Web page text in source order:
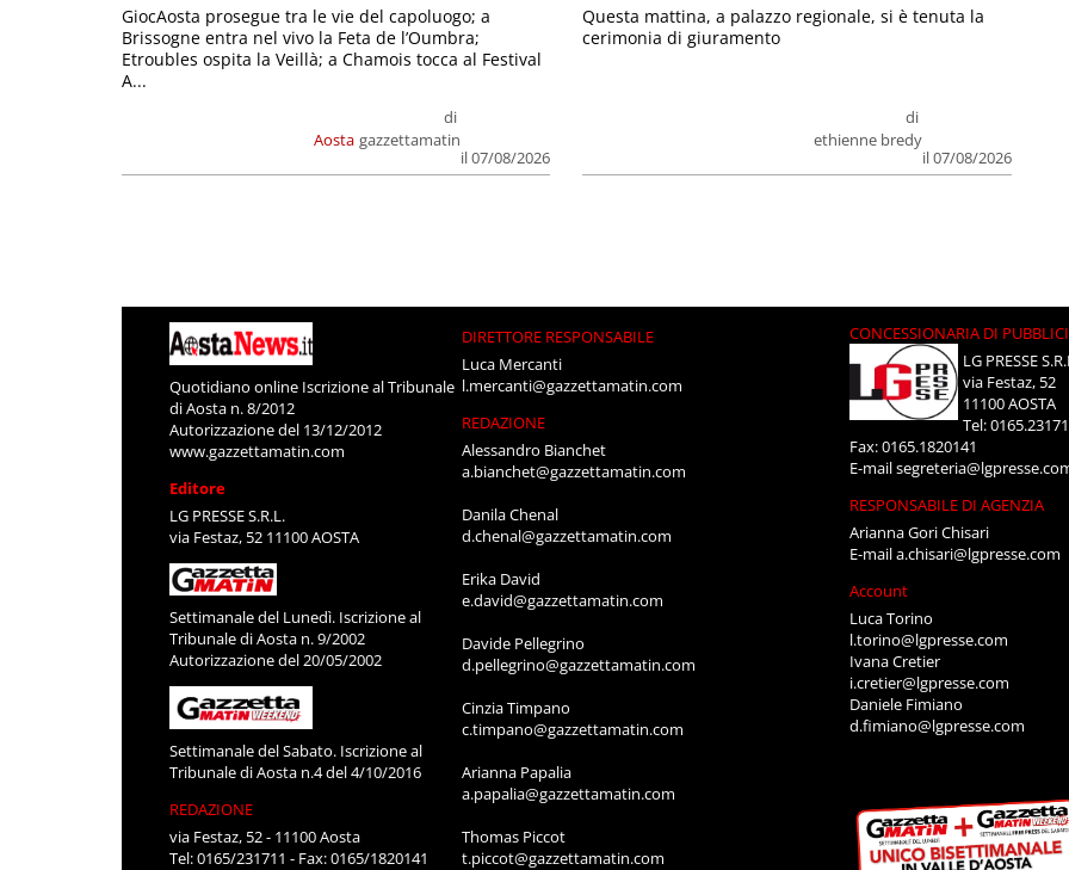
Aosta
di
gazzettamatin
il 07/08/2026
GiocAosta prosegue tra le vie del capoluogo; a
Brissogne entra nel vivo la Feta de l’Oumbra;
Etroubles ospita la Veillà; a Chamois tocca al Festival
A...
di
ethienne bredy
il 07/08/2026
Questa mattina, a palazzo regionale, si è tenuta la
cerimonia di giuramento
Quotidiano online Iscrizione al Tribunale
di Aosta n. 8/2012
Autorizzazione del 13/12/2012
www.gazzettamatin.com
Editore
LG PRESSE S.R.L.
via Festaz, 52 11100 AOSTA
Settimanale del Lunedì. Iscrizione al
Tribunale di Aosta n. 9/2002
Autorizzazione del 20/05/2002
Settimanale del Sabato. Iscrizione al
Tribunale di Aosta n.4 del 4/10/2016
REDAZIONE
via Festaz, 52 - 11100 Aosta
Tel: 0165/231711 - Fax: 0165/1820141
DIRETTORE RESPONSABILE
Luca Mercanti
l.mercanti@gazzettamatin.com
REDAZIONE
Alessandro Bianchet
a.bianchet@gazzettamatin.com
Danila Chenal
d.chenal@gazzettamatin.com
Erika David
e.david@gazzettamatin.com
Davide Pellegrino
d.pellegrino@gazzettamatin.com
Cinzia Timpano
c.timpano@gazzettamatin.com
Arianna Papalia
a.papalia@gazzettamatin.com
Thomas Piccot
t.piccot@gazzettamatin.com
CONCESSIONARIA DI
LG PRESSE
via Festaz, 52
11100 AOSTA
Tel:
Fax: 0165.1820141
E-mail
RESPONSABILE DI AGENZIA
Arianna Gori Chisari
E-maila.chisari@lgpresse.com
Account
Luca Torino
l.torino@lgpresse.com
Ivana Cretier
i.cretier@lgpresse.com
Daniele Fimiano
d.fimiano@lgpresse.com